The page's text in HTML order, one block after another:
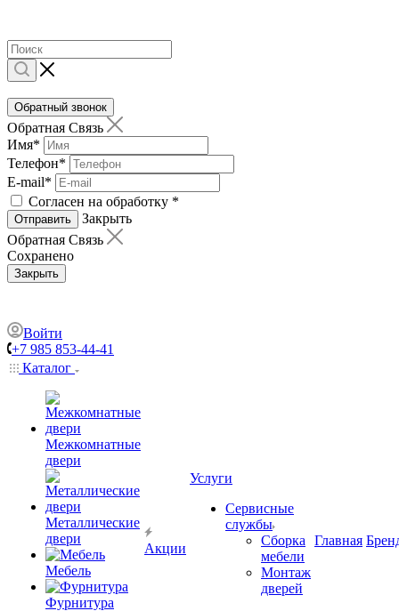
Обратный звонок
Обратная Связь
Имя*
Телефон*
E-mail*
Согласен на обработку *
Отправить
Закрыть
Обратная Связь
Сохранено
Закрыть
Войти
+7 985 853-44-41
Каталог
Межкомнатные
двери
Металлические
двери
Мебель
Фурнитура
Акции
Услуги
Сервисные
службы
Сборка
мебели
Монтаж
дверей
Главная